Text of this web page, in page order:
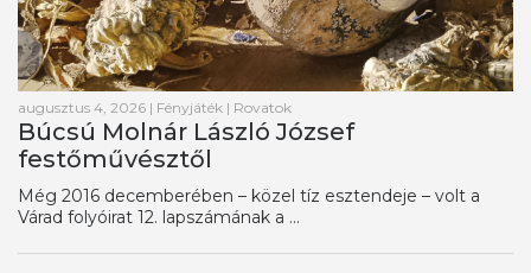
augusztus 4, 2026 | Fényjáték | Rovatok
Búcsú Molnár László József
festőművésztől
Még 2016 decemberében – közel tíz esztendeje – volt a
Várad folyóirat 12. lapszámának a ...